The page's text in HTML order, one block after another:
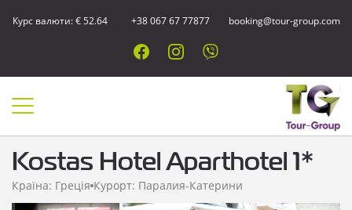
Курс валюти: € 52.64 +38 067 67 77877 booking@tour-group.com
Kostas Hotel Aparthotel 1*
Країна: Греція Курорт: Паралия-Катерини